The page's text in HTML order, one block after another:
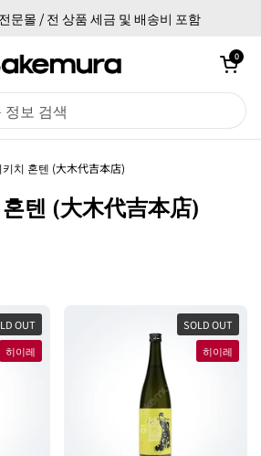
문몰 / 전 상품 세금 및 배송비 포함
카트 열기
0
키치 혼텐 (大木代吉本店)
텐 (大木代吉本店)
OUT
히이레
SOLD OUT
히이레